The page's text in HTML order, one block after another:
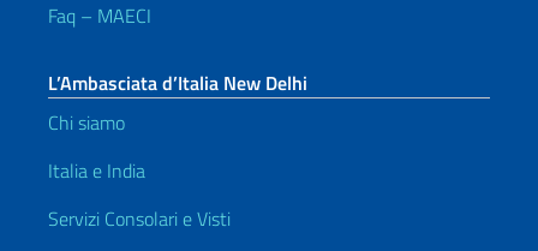
Faq – MAECI
L’Ambasciata d’Italia New Delhi
Chi siamo
Italia e India
Servizi Consolari e Visti